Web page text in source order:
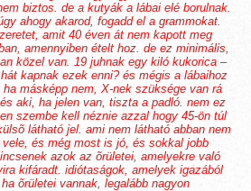
biztos. de a kutyák a lábai elé borulnak.
ahogy akarod, fogadd el a grammokat.
amit 40 éven át nem kapott meg
amennyiben ételt hoz. de ez minimális,
közel van. 19 juhnak egy kiló kukorica –
kapnak ezek enni? és mégis a lábaihoz
másképp nem, X-nek szüksége van rá
aki, ha jelen van, tiszta a padló. nem ez
szembe kell néznie azzal hogy 45-ön túl
látható jel. ami nem látható abban nem
és még most is jó, és sokkal jobb
azok az õrületei, amelyekre való
kifáradt. idiótaságok, amelyek igazából
õrületei vannak, legalább nagyon